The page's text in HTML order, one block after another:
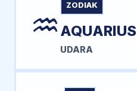
♒ ZODIAK
AQUARIUS
UDARA